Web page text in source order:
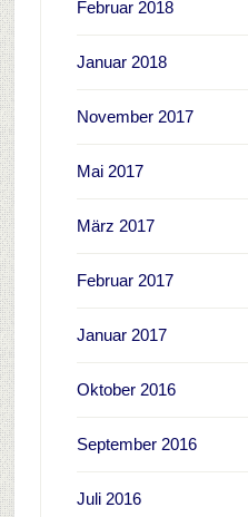
Februar 2018
Januar 2018
November 2017
Mai 2017
März 2017
Februar 2017
Januar 2017
Oktober 2016
September 2016
Juli 2016